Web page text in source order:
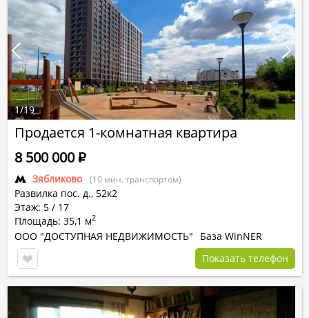
Продается 1-комнатная квартира
Зябликово (10 мин. транспортом)
Развилка пос. д., 52к2
Этаж: 5 / 17
Площадь: 35,1 м2
8 500 000Р
ООО "ДОСТУПНАЯ НЕДВИЖИМОСТЬ"
База WinNER
Показать телефон
1/19